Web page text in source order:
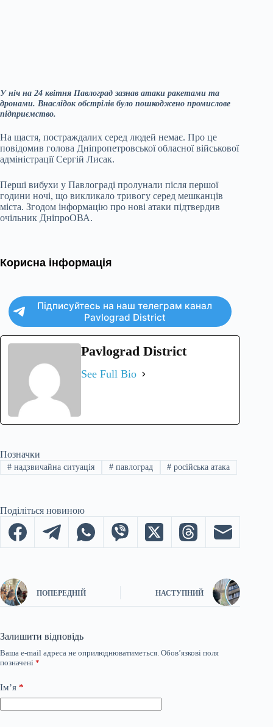
У ніч на 24 квітня Павлоград зазнав атаки ракетами та
дронами. Внаслідок обстрілів було пошкоджено промислове
підприємство.
На щастя, постраждалих серед людей немає. Про це
повідомив голова Дніпропетровської обласної військової
адміністрації Сергій Лисак.
Перші вибухи у Павлограді пролунали після першої
години ночі, що викликало тривогу серед мешканців
міста. Згодом інформацію про нові атаки підтвердив
очільник ДніпроОВА.
Корисна інформація
Підписуйтесь на наш телеграм канал
Pavlograd District
Pavlograd District
See Full Bio
Позначки
#надзвичайна ситуація #павлоград # російська атака
Поділіться новиною
ПОПЕРЕДНІЙ НАСТУПНИЙ
Залишити відповідь
Ваша e-mail адреса не оприлюднюватиметься. Обов’язкові поля
позначені *
Ім’я *